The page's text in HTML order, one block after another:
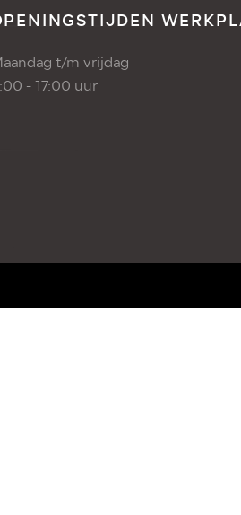
t/m vrijdag
- 17:00 uur